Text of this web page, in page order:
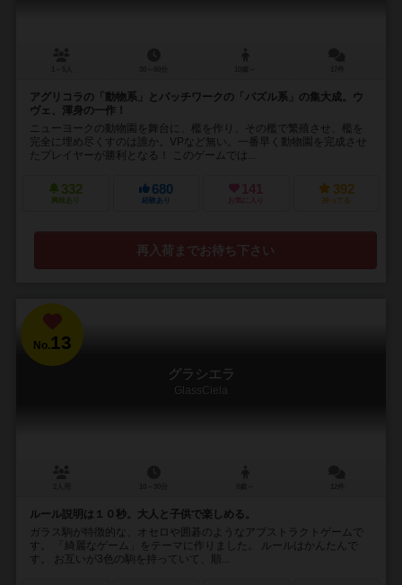
アグリコラの「動物系」とパッチワークの「パズル系」の集大成。ウ
ヴェ、渾身の一作！
ニューヨークの動物園を舞台に、檻を作り、その檻で繁殖させ、檻を
完全に埋め尽くすのは誰か。VPなど無い。一番早く動物園を完成させ
たプレイヤーが勝利となる！ このゲームでは...
332
興味あり
680
経験あり
141
お気に入り
392
持ってる
再入荷までお待ち下さい
No.13
グラシエラ
GlassCiela
ルール説明は１０秒。大人と子供で楽しめる。
ガラス駒が特徴的な、オセロや囲碁のようなアブストラクトゲームで
す。 「綺麗なゲーム」をテーマに作りました。 ルールはかんたんで
す。 お互いが3色の駒を持っていて、順...